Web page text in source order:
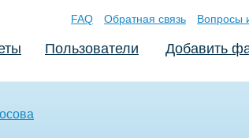
FAQ Обратная связь Вопросы
Пользователи Добавить